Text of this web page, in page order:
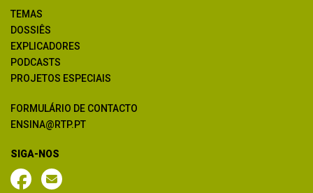
TEMAS
DOSSIÊS
EXPLICADORES
PODCASTS
PROJETOS ESPECIAIS
FORMULÁRIO DE CONTACTO
ENSINA@RTP.PT
SIGA-NOS